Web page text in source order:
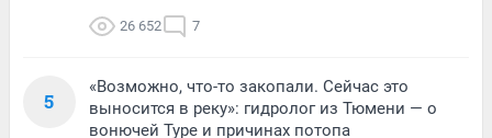
26 652 7
5
«Возможно, что-то закопали. Сейчас это
выносится в реку»: гидролог из Тюмени — о
вонючей Туре и причинах потопа